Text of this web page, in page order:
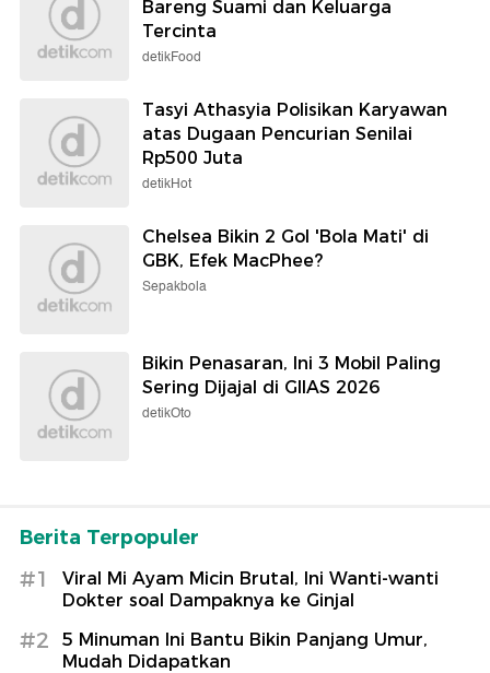
Bareng Suami dan Keluarga
Tercinta
detikFood
Tasyi Athasyia Polisikan Karyawan
atas Dugaan Pencurian Senilai
Rp500 Juta
detikHot
Chelsea Bikin 2 Gol 'Bola Mati' di
GBK, Efek MacPhee?
Sepakbola
Bikin Penasaran, Ini 3 Mobil Paling
Sering Dijajal di GIIAS 2026
detikOto
Berita Terpopuler
#1
Viral Mi Ayam Micin Brutal, Ini Wanti-wanti
Dokter soal Dampaknya ke Ginjal
#2
5 Minuman Ini Bantu Bikin Panjang Umur,
Mudah Didapatkan